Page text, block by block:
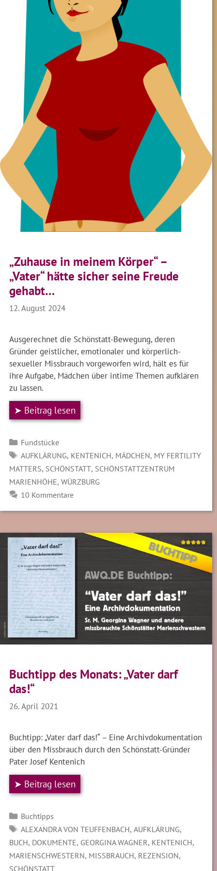
„Zuhause in meinem Körper“ –
„Vater“ hätte sicher seine Freude
gehabt…
12. August 2024
Ausgerechnet die Schönstatt-Bewegung, deren
Gründer geistlicher, emotionaler und körperlich-
sexueller Missbrauch vorgeworfen wird, hält es für
ihre Aufgabe, Mädchen über intime Themen aufklären
zu lassen.
➤ Beitrag lesen
Kategorien
Fundstücke
SCHLAGWÖRTER
AUFKLÄRUNG, KENTENICH, MÄDCHEN, MY FERTILITY
MATTERS, SCHÖNSTATT, SCHÖNSTATTZENTRUM
MARIENHÖHE,WÜRZBURG
10 Kommentare
Buchtipp des Monats: „Vater darf
das!“
26. April 2021
Buchtipp: „Vater darf das!“ – Eine Archivdokumentation
über den Missbrauch durch den Schönstatt-Gründer
Pater Josef Kentenich
➤ Beitrag lesen
Kategorien
Buchtipps
SCHLAGWÖRTER
ALEXANDRA VON TEUFFENBACH, AUFKLÄRUNG,
BUCH, DOKUMENTE, GEORGINA WAGNER, KENTENICH,
MARIENSCHWESTERN, MISSBRAUCH, REZENSION,
SCHÖNSTATT